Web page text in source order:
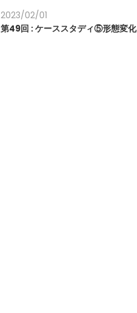
2023/02/01
第49回 : ケーススタディ⑤形態変化